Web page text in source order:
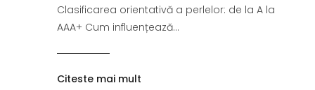
Clasificarea orientativă a perlelor: de la A la
AAA+ Cum influențează...
Citeste mai mult